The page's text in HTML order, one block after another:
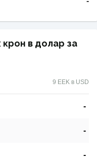
крон в долар за
9 EEK в USD
-
-
-